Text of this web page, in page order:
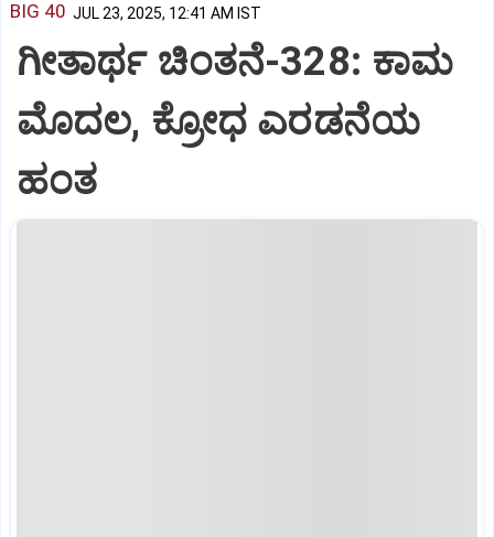
BIG 40 JUL 23, 2025, 12:41 AM IST
ಗೀತಾರ್ಥ ಚಿಂತನೆ-328: ಕಾಮ
ಮೊದಲ, ಕ್ರೋಧ ಎರಡನೆಯ
ಹಂತ